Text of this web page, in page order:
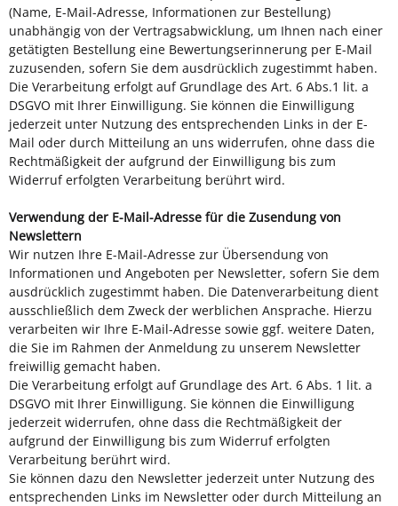
(Name, E-Mail-Adresse, Informationen zur Bestellung)
unabhängig von der Vertragsabwicklung, um Ihnen nach einer
getätigten Bestellung eine Bewertungserinnerung per E-Mail
zuzusenden, sofern Sie dem ausdrücklich zugestimmt haben.
Die Verarbeitung erfolgt auf Grundlage des Art. 6 Abs.1 lit. a
DSGVO mit Ihrer Einwilligung. Sie können die Einwilligung
jederzeit unter Nutzung des entsprechenden Links in der E-
Mail oder durch Mitteilung an uns widerrufen, ohne dass die
Rechtmäßigkeit der aufgrund der Einwilligung bis zum
Widerruf erfolgten Verarbeitung berührt wird.
Verwendung der E-Mail-Adresse für die Zusendung von
Newslettern
Wir nutzen Ihre E-Mail-Adresse zur Übersendung von
Informationen und Angeboten per Newsletter, sofern Sie dem
ausdrücklich zugestimmt haben. Die Datenverarbeitung dient
ausschließlich dem Zweck der werblichen Ansprache. Hierzu
verarbeiten wir Ihre E-Mail-Adresse sowie ggf. weitere Daten,
die Sie im Rahmen der Anmeldung zu unserem Newsletter
freiwillig gemacht haben.
Die Verarbeitung erfolgt auf Grundlage des Art. 6 Abs. 1 lit. a
DSGVO mit Ihrer Einwilligung. Sie können die Einwilligung
jederzeit widerrufen, ohne dass die Rechtmäßigkeit der
aufgrund der Einwilligung bis zum Widerruf erfolgten
Verarbeitung berührt wird.
Sie können dazu den Newsletter jederzeit unter Nutzung des
entsprechenden Links im Newsletter oder durch Mitteilung an